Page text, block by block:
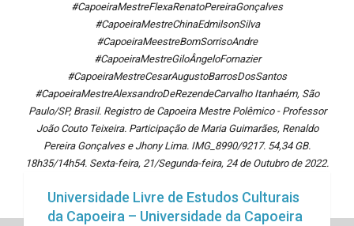
#CapoeiraMestreFlexaRenatoPereiraGonçalves
#CapoeiraMestreChinaEdmilsonSilva
#CapoeiraMeestreBomSorrisoAndre
#CapoeiraMestreGiloÂngeloFornazier
#CapoeiraMestreCesarAugustoBarrosDosSantos
#CapoeiraMestreAlexsandroDeRezendeCarvalho Itanhaém, São
Paulo/SP, Brasil. Registro de Capoeira Mestre Polêmico - Professor
João Couto Teixeira. Participação de Maria Guimarães, Renaldo
Pereira Gonçalves e Jhony Lima. IMG_8990/9217. 54,34 GB.
18h35/14h54. Sexta-feira, 21/Segunda-feira, 24 de Outubro de 2022.
Universidade Livre de Estudos Culturais
da Capoeira – Universidade da Capoeira